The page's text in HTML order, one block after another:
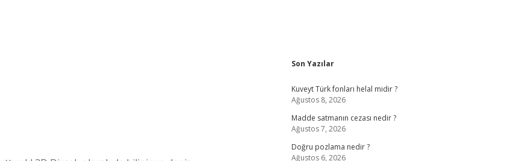
Sidebar
Son Yazılar
Kuveyt Türk fonları helal midir ?
Ağustos 8, 2026
Madde satmanın cezası nedir ?
Ağustos 7, 2026
Doğru pozlama nedir ?
Ağustos 6, 2026